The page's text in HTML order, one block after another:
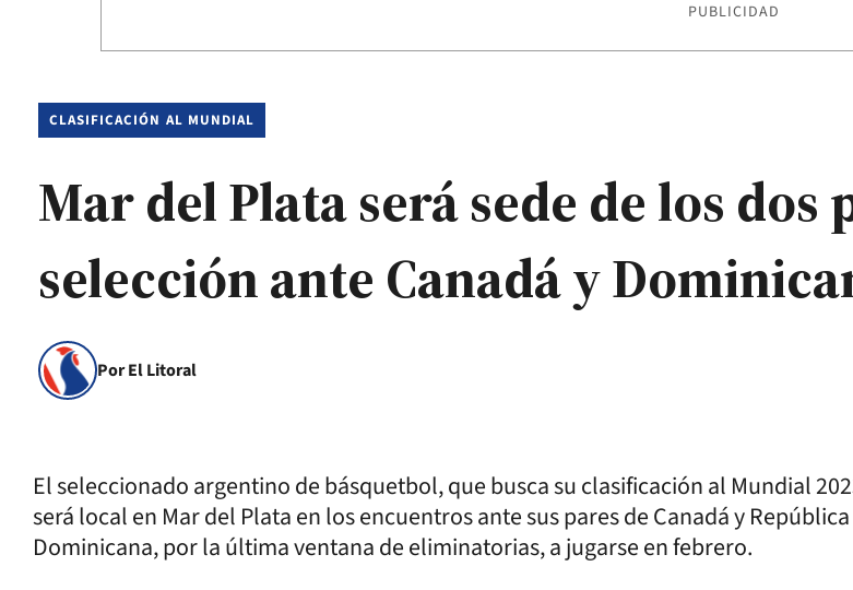
PUBLICIDAD
CLASIFICACIÓN AL MUNDIAL
Mar del Plata será sede de los dos
selección ante Canadá y
Por El Litoral
El seleccionado argentino de básquetbol, que busca su clasificación al Mundial
será local en Mar del Plata en los encuentros ante sus pares de Canadá y República
Dominicana, por la última ventana de eliminatorias, a jugarse en febrero.